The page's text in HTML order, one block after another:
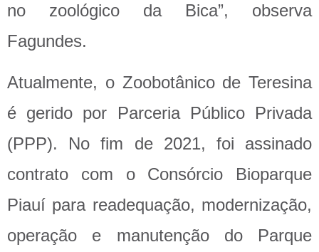
no zoológico da Bica”, observa
Fagundes.
Atualmente, o Zoobotânico de Teresina
é gerido por Parceria Público Privada
(PPP). No fim de 2021, foi assinado
contrato com o Consórcio Bioparque
Piauí para readequação, modernização,
operação e manutenção do Parque